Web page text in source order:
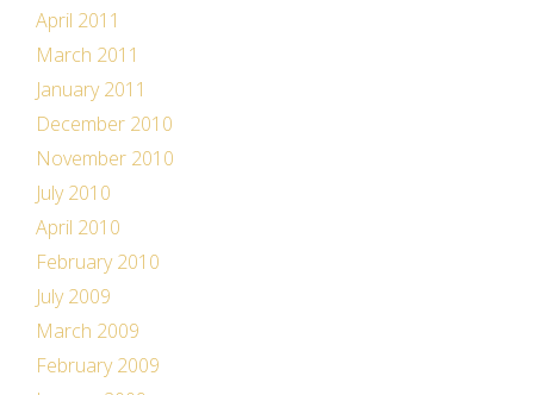
April 2011
March 2011
January 2011
December 2010
November 2010
July 2010
April 2010
February 2010
July 2009
March 2009
February 2009